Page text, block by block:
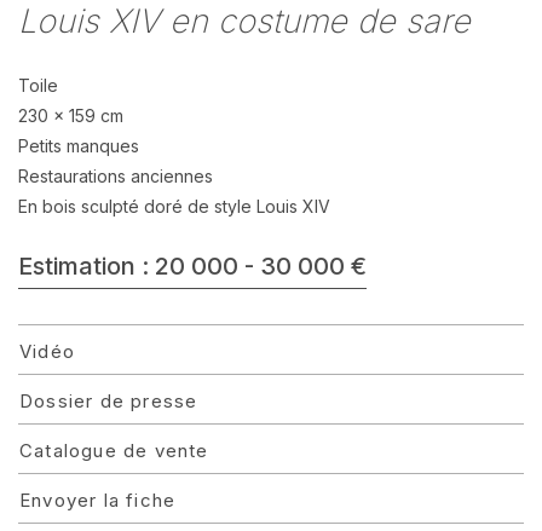
Louis XIV en costume de sare
Toile
230 x 159 cm
Petits manques
Restaurations anciennes
En bois sculpté doré de style Louis XIV
Estimation : 20 000 - 30 000 €
Vidéo
Dossier de presse
Catalogue de vente
Envoyer la fiche